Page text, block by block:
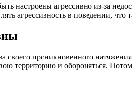
настроены агрессивно из-за
агрессивность в поведении, что
своего проникновенного
территорию и обороняться.